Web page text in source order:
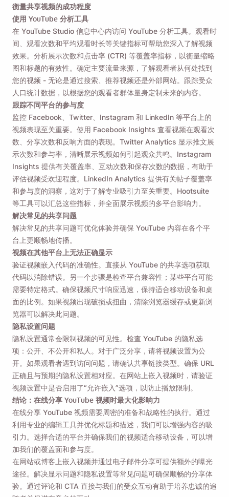
衡量共享视频的成功程度
使用 YouTube 分析工具
在 YouTube Studio 信息中心内访问 YouTube 分析工具。观看时
间、观看次数和平均观看时长等关键指标可帮助您深入了解视频
效果。分析展示次数和点击率 (CTR) 等覆盖率指标，以衡量缩略
图和标题的有效性。确定主要流量来源，了解观看者从何处找到
您的视频 - 无论是通过搜索、推荐视频还是外部网站。跟踪受众
人口统计数据，以根据您的观看者群体量身定制未来的内容。
跟踪不同平台的参与度
监控 Facebook、Twitter、Instagram 和 LinkedIn 等平台上的
视频表现至关重要。使用 Facebook Insights 查看视频在观看次
数、分享次数和反响方面的表现。Twitter Analytics 显示推文展
示次数和参与率，清晰展示视频如何引起观众共鸣。Instagram
Insights 提供有关覆盖率、互动次数和保存次数的数据，有助于
评估视频受欢迎程度。LinkedIn Analytics 提供有关帖子覆盖率
和参与度的洞察，这对于了解专业吸引力至关重要。Hootsuite
等工具可以汇总这些指标，并全面展示视频的多平台影响力。
解决常见的共享问题
解决常见的共享问题可优化体验并确保 YouTube 内容在各个平
台上更顺畅地传播。
视频在其他平台上无法正确显示
验证视频嵌入代码的准确性。直接从 YouTube 的共享选项获取
代码以消除错误。另一个步骤是检查平台兼容性；某些平台可能
需要特定格式。确保视频尺寸响应迅速，保持适合移动设备和桌
面的比例。如果视频出现破损或扭曲，清除浏览器缓存或更新浏
览器可以解决此问题。
隐私设置问题
隐私设置通常会限制视频的可见性。检查 YouTube 的隐私选
项：公开、不公开和私人。对于广泛分享，请将视频设置为公
开。如果观看者遇到访问问题，请确认共享链接类型。确保 URL
正确且与预期的隐私设置相对应。在网站上嵌入视频时，请验证
视频设置中是否启用了“允许嵌入”选项，以防止播放限制。
结论：在线分享 YouTube 视频时最大化影响力
在线分享 YouTube 视频需要周密的准备和战略性的执行。通过
利用专业的编辑工具并优化标题和描述，我们可以增强内容的吸
引力。选择合适的平台并确保我们的视频适合移动设备，可以增
加我们的覆盖面和参与度。
在网站或博客上嵌入视频并通过电子邮件分享可提供额外的曝光
途径。解决显示问题和隐私设置等常见问题可确保顺畅的分享体
验。通过评论和 CTA 直接与我们的受众互动有助于培养忠诚的追